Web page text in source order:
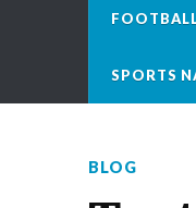
SPORTS
BLOG